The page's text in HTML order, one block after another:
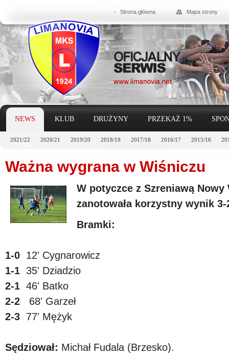
Strona główna Mapa strony
NEWS
2021/22 2020/21 2019/20 2018/19 2017/18 2016/17 2015/16
KLUB DRUŻYNY PRZEKAŻ 1%
Ważna wygrana w Wiśniczu
W potyczce z Szreniawą
zanotowała korzystny wynik 3-
Bramki:
1-0 12' Cygnarowicz
1-1 35' Dziadzio
2-1 46' Batko
2-2 68' Garzeł
2-3 77' Mężyk
Sędziował: Michał Fudala (Brzesko).